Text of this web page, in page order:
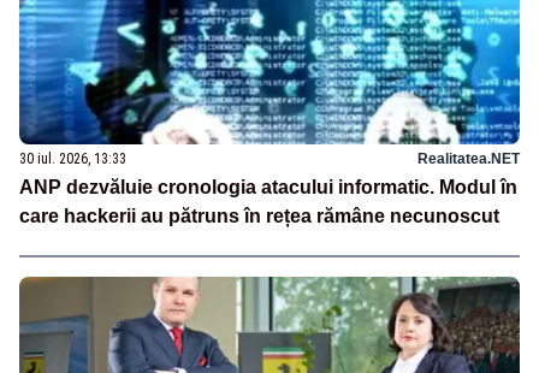
30 iul. 2026, 13:33 Realitatea.NET
ANP dezvăluie cronologia atacului informatic. Modul în
care hackerii au pătruns în rețea rămâne necunoscut